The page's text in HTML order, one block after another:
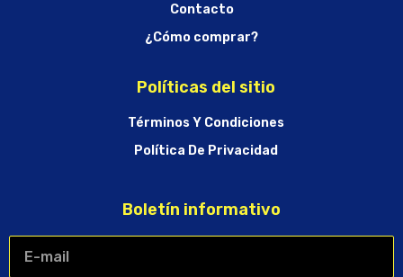
Contacto
¿Cómo comprar?
Políticas del sitio
Términos Y Condiciones
Política De Privacidad
Boletín informativo